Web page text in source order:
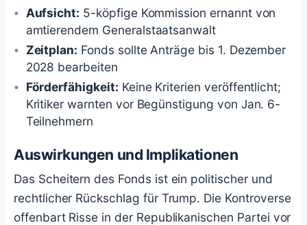
Aufsicht: 5-köpfige Kommission ernannt von
amtierendem Generalstaatsanwalt
Zeitplan: Fonds sollte Anträge bis 1. Dezember
2028 bearbeiten
Förderfähigkeit: Keine Kriterien veröffentlicht;
Kritiker warnten vor Begünstigung von Jan. 6-
Teilnehmern
Auswirkungen und Implikationen
Das Scheitern des Fonds ist ein politischer und
rechtlicher Rückschlag für Trump. Die Kontroverse
offenbart Risse in der Republikanischen Partei vor